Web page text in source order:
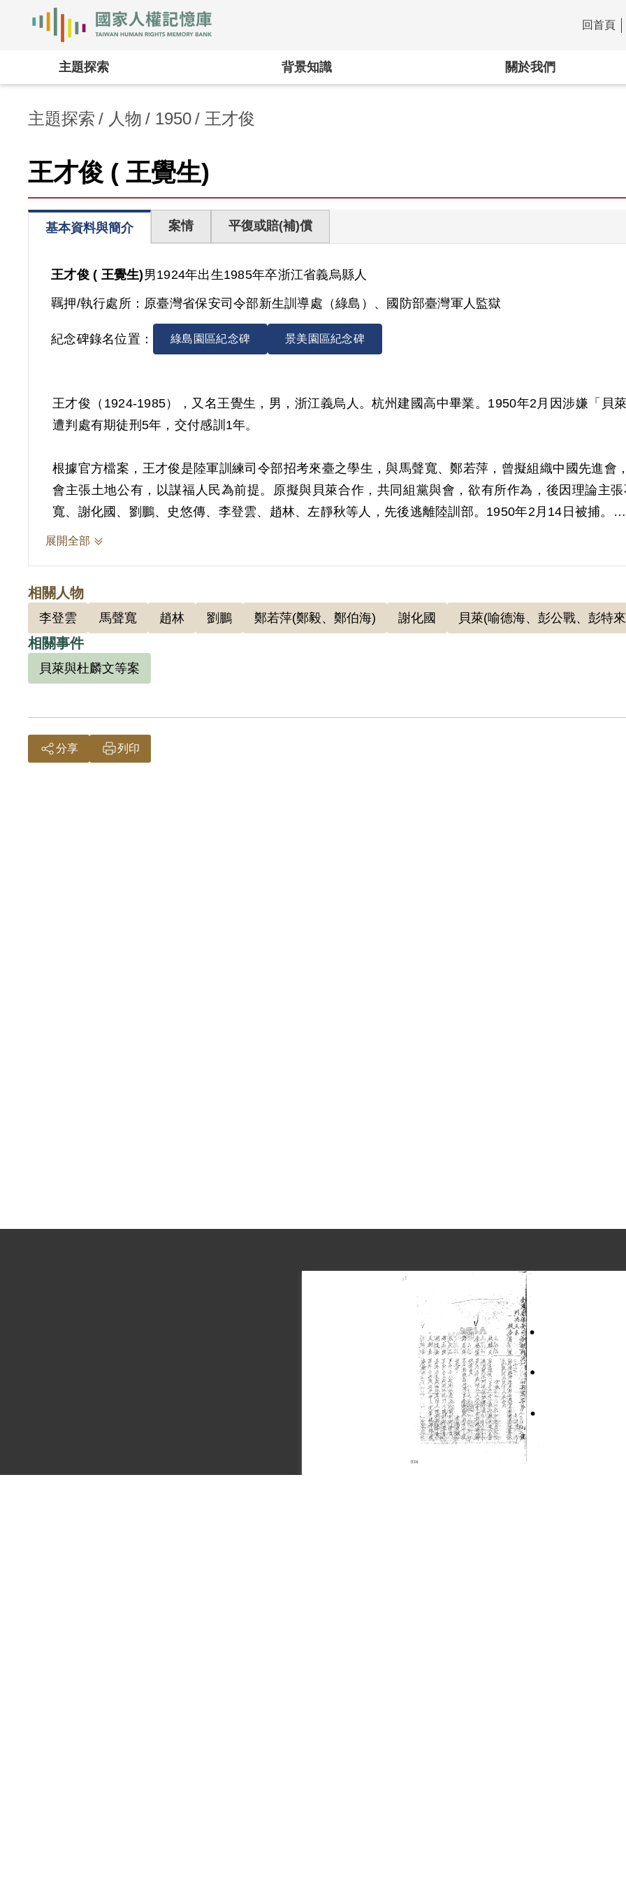
:::
回首頁
主題探索 背景知識 關於我們
主題探索 人物 1950 王才俊
王才俊 ( 王覺生)
基本資料與簡介 案情 平復或賠(補)償
王才俊 ( 王覺生)男1924年出生1985年卒浙江省義烏縣人
羈押/執行處所： 原臺灣省保安司令部新生訓導處（綠島）、國防部臺灣軍人監獄
紀念碑錄名位置： 綠島園區紀念碑 景美園區紀念碑
王才俊（1924-1985），又名王覺生，男，浙江義烏人。杭州建國高中畢業。1950年2月因涉嫌「貝
遭判處有期徒刑5年，交付感訓1年。
根據官方檔案，王才俊是陸軍訓練司令部招考來臺之學生，與馬聲寬、鄭若萍，曾擬組織中國先進會
會主張土地公有，以謀福人民為前提。原擬與貝萊合作，共同組黨與會，欲有所作為，後因理論主
寬、謝化國、劉鵬、史悠傳、李登雲、趙林、左靜秋等人，先後逃離陸訓部。1950年2月14日被捕。
部（40）則副字第801號批答核定。後於7月4日先被送至綠島新生訓導處感訓，1952年8月18日再轉
滿開釋。
2010年12月10日其女王麗正向補償基金會提出補償申請，2011年6月24日經第七屆第七次董監事會
俊曾擅擬組織中國先進會，與貝萊、鄭若萍友善，其思想均難免不受影響，應予交付感化等情，係屬
所犯《陸海空軍刑法》第九十三條第二款戒嚴地域無故離去職役罪部分，非屬《補償條例》第二條第
展開全部
相關人物
李登雲 馬聲寬 趙林 劉鵬 鄭若萍(鄭毅、鄭伯海) 謝化國 貝萊(喻德海、彭公戰、彭特
相關事件
貝萊與杜麟文等案
分享 列印